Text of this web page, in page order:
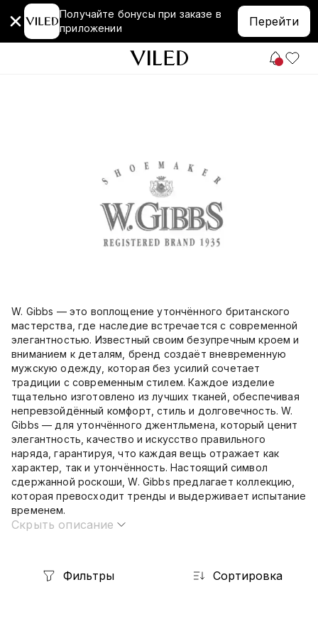
Получайте бонусы при заказе в
приложении
Перейти
W. Gibbs — это воплощение утончённого британского
мастерства, где наследие встречается с современной
элегантностью. Известный своим безупречным кроем и
вниманием к деталям, бренд создаёт вневременную
мужскую одежду, которая без усилий сочетает
традиции с современным стилем. Каждое изделие
тщательно изготовлено из лучших тканей, обеспечивая
непревзойдённый комфорт, стиль и долговечность. W.
Gibbs — для утончённого джентльмена, который ценит
элегантность, качество и искусство правильного
наряда, гарантируя, что каждая вещь отражает как
характер, так и утончённость. Настоящий символ
сдержанной роскоши, W. Gibbs предлагает коллекцию,
которая превосходит тренды и выдерживает испытание
временем.
Скрыть описание
Фильтры Сортировка